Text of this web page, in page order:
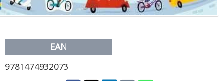
EAN
9781474932073